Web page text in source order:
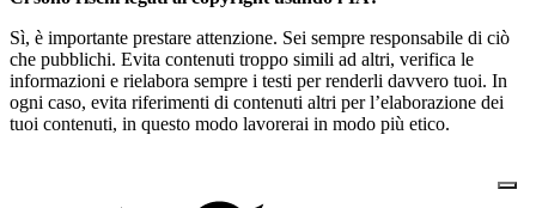
Sì, è importante prestare attenzione. Sei sempre responsabile di ciò
che pubblichi. Evita contenuti troppo simili ad altri, verifica le
informazioni e rielabora sempre i testi per renderli davvero tuoi. In
ogni caso, evita riferimenti di contenuti altri per l’elaborazione dei
tuoi contenuti, in questo modo lavorerai in modo più etico.